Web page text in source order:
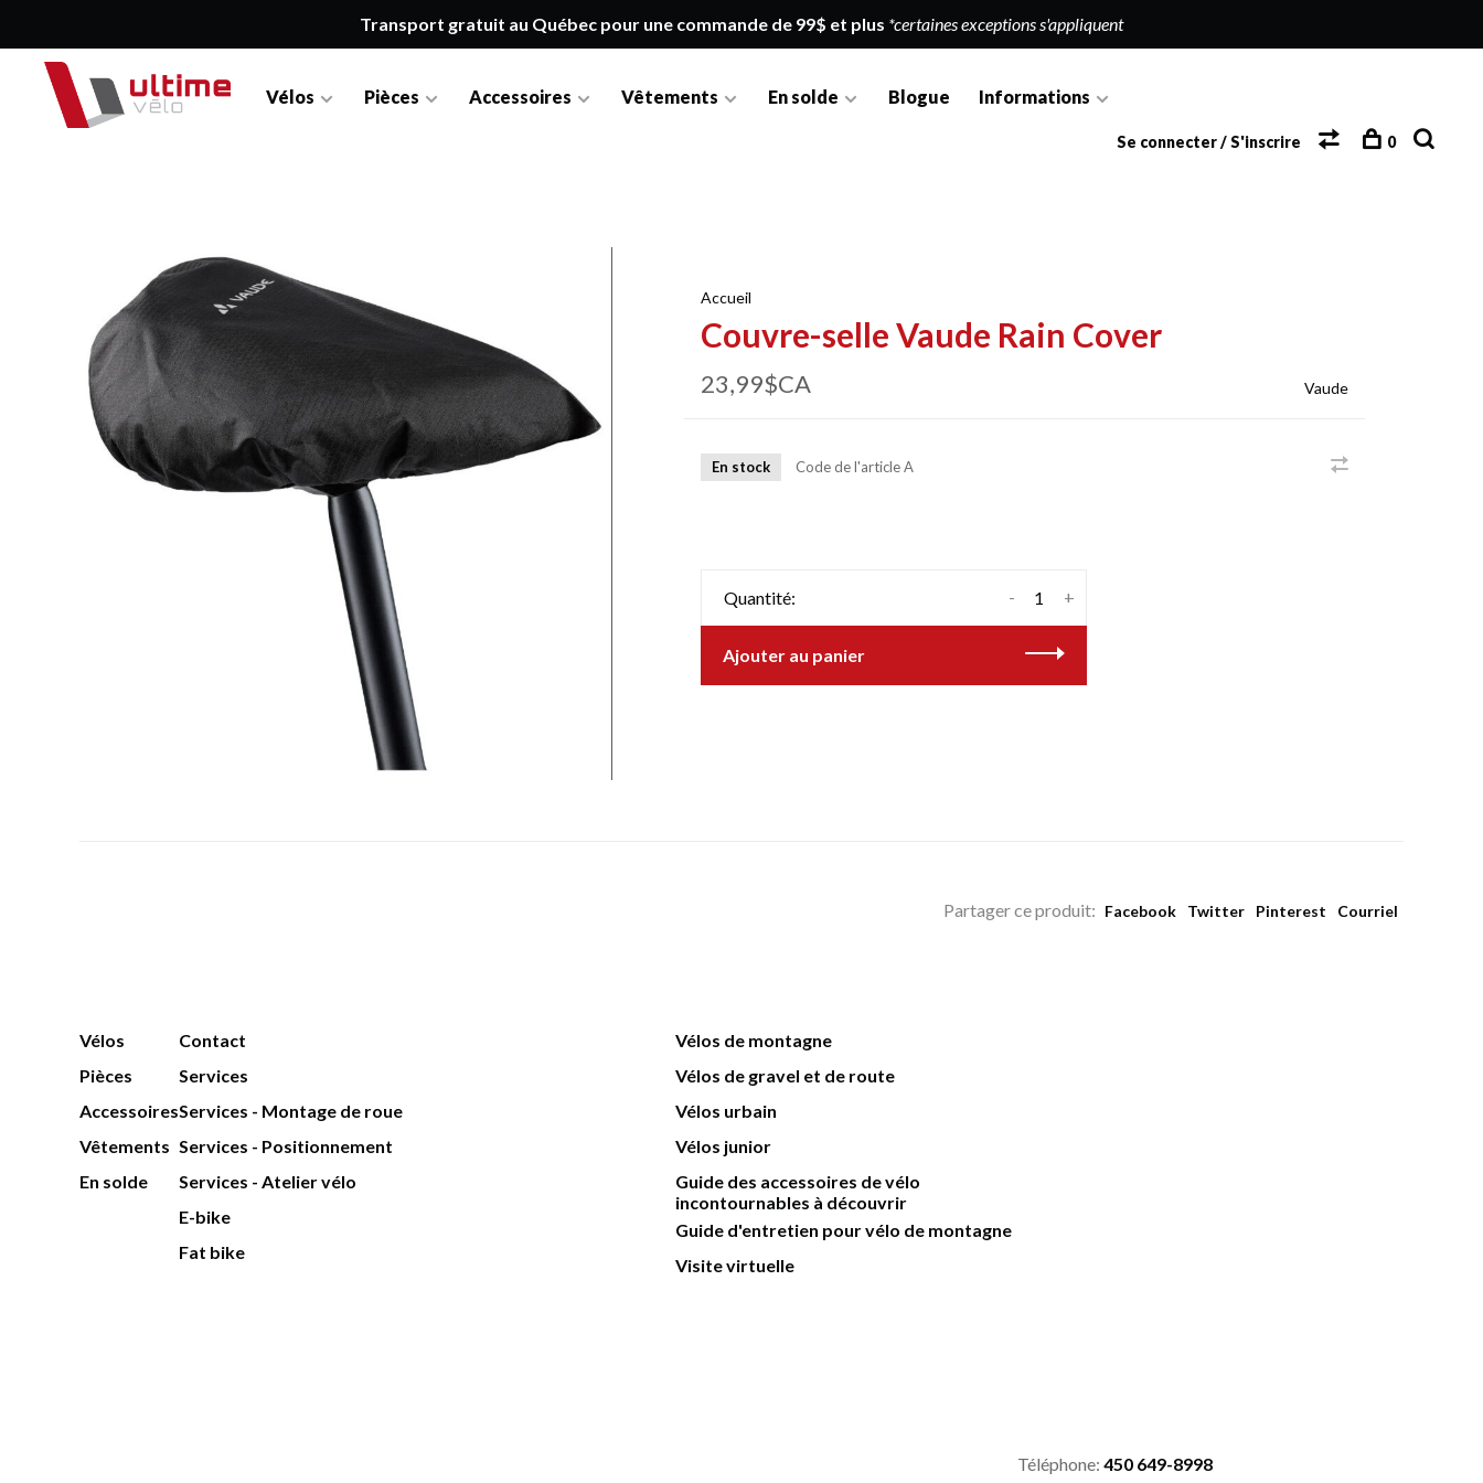
Transport gratuit au Québec pour une commande de 99$ et plus *certaines exceptions s'appliquent
Vélos Pièces Accessoires Vêtements En solde Blogue Informations
Se connecter / S'inscrire 0
Accueil
Couvre-selle Vaude Rain Cover
23,99$CA Vaude
En stock Code de l'articleA
Quantité: +
-
Ajouter au panier
Partager ce produit: Facebook Twitter Pinterest Courriel
Vélos
Pièces
Accessoires
Vêtements
En solde
Contact
Services
Services - Montage de roue
Services - Positionnement
Services - Atelier vélo
E-bike
Fat bike
Vélos de montagne
Vélos de gravel et de route
Vélos urbain
Vélos junior
Guide des accessoires de vélo
incontournables à découvrir
Guide d'entretien pour vélo de montagne
Visite virtuelle
Téléphone: 450 649-8998